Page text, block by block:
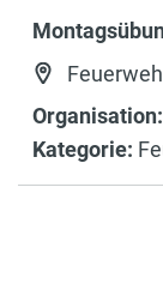
Organisation:
Kategorie: